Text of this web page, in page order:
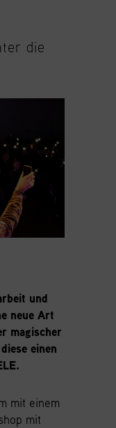
die
und
neue Art
magischer
einen
.
mit einem
mit